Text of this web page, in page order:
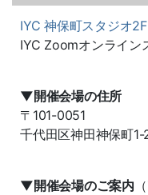
IYC 神保町スタジオ2F
IYC Zoomオンライン
▼開催会場の住所
〒101-0051
千代田区神田神保町
▼開催会場のご案内